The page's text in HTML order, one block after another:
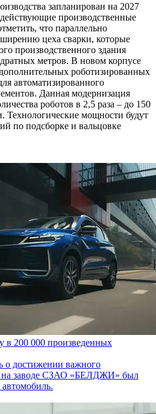
запланирован на 2027
производственные
что параллельно
цеха сварки, которые
производственного здания
метров. В новом корпусе
роботизированных
автоматизированного
Данная модернизация
роботов в 2,5 раза – до 150
Технологические мощности будут
по подсборке и вальцовке
в 200 000 произведенных
о достижении важного
на заводе СЗАО «БЕЛДЖИ» был